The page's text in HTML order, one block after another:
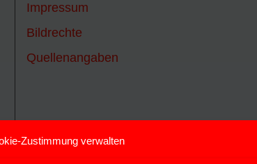
Zustimmung verwalten
Impressum
Bildrechte
Quellenangaben